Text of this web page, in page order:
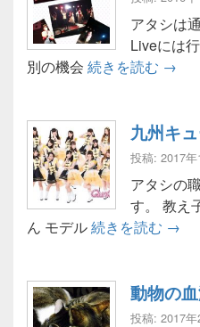
アタシは
Liveには
別の機会 続きを読む 教え
→
九州キ
投稿: 2017年
アタシの
す。 教え
ん モデル続きを読む 九州
→
動物の
投稿: 2017年